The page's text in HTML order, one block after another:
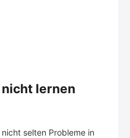
lernen
selten Probleme in